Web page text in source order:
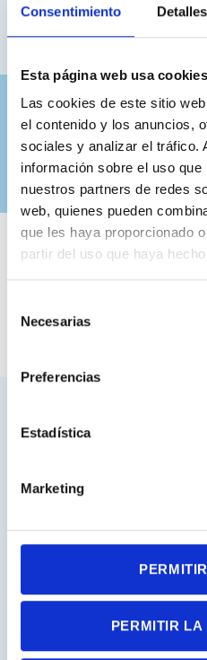
Consentimiento Detalles
Esta página web usa cookies
Las cookies de este sitio
el contenido y los anuncios,
sociales y analizar el tráfico.
información sobre el uso
nuestros partners de redes
web, quienes pueden
que les haya proporcionado
partir del uso que haya
Necesarias
Preferencias
Estadística
Marketing
PERMITIR LA
mucho más cerca de
lo hemos conseguido.
Comparte